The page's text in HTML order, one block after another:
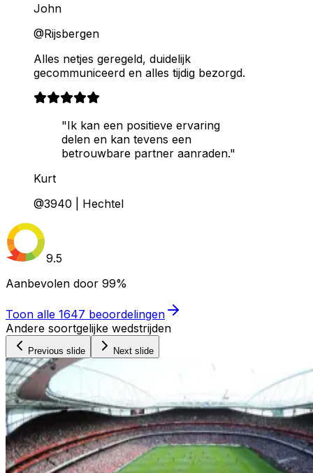
John
@Rijsbergen
Alles netjes geregeld, duidelijk
gecommuniceerd en alles tijdig bezorgd.
"Ik kan een positieve ervaring
delen en kan tevens een
betrouwbare partner aanraden."
Kurt
@3940 | Hechtel
9.5
Aanbevolen door 99%
Toon alle 1647 beoordelingen
Andere soortgelijke wedstrijden
Previous slide Next slide